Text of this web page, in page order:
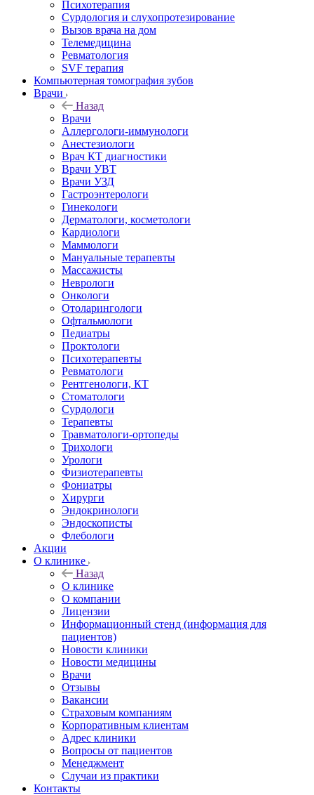
Психотерапия
Сурдология и слухопротезирование
Вызов врача на дом
Телемедицина
Ревматология
SVF терапия
Компьютерная томография зубов
Врачи
Назад
Врачи
Аллергологи-иммунологи
Анестезиологи
Врач КТ диагностики
Врачи УВТ
Врачи УЗД
Гастроэнтерологи
Гинекологи
Дерматологи, косметологи
Кардиологи
Маммологи
Мануальные терапевты
Массажисты
Неврологи
Онкологи
Отоларингологи
Офтальмологи
Педиатры
Проктологи
Психотерапевты
Ревматологи
Рентгенологи, КТ
Стоматологи
Сурдологи
Терапевты
Травматологи-ортопеды
Трихологи
Урологи
Физиотерапевты
Фониатры
Хирурги
Эндокринологи
Эндоскописты
Флебологи
Акции
О клинике
Назад
О клинике
О компании
Лицензии
Информационный стенд (информация для
пациентов)
Новости клиники
Новости медицины
Врачи
Отзывы
Вакансии
Страховым компаниям
Корпоративным клиентам
Адрес клиники
Вопросы от пациентов
Менеджмент
Случаи из практики
Контакты